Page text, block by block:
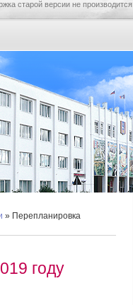
старой версии не производится.
» Перепланировка
году